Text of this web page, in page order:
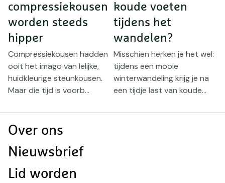
compressiekousen
worden steeds
hipper
Compressiekousen hadden
ooit het imago van lelijke,
huidkleurige steunkousen.
Maar die tijd is voorb...
koude voeten
tijdens het
wandelen?
Misschien herken je het wel:
tijdens een mooie
winterwandeling krijg je na
een tijdje last van koude...
Doormat
Over ons
Nieuwsbrief
Lid worden